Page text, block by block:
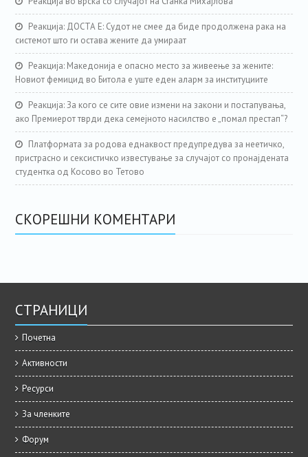
Реакција: ДОСТА Е: Судот не смее да биде продолжена рака на
системот што ги остава жените да умираат
Реакција: Македонија е опасно место за живеење за жените:
Новиот фемицид во Битола е уште еден аларм за институциите
Реакција: За кого се сите овие измени на закони и постапувања,
ако Премиерот тврди дека семејното насилство е „помал престап“?
Платформата за родова еднаквост предупредува за неетичко,
пристрасно и сексистичко известување за случајот со пронајдената
студентка од Косово во Тетово
СКОРЕШНИ КОМЕНТАРИ
СТРАНИЦИ
Почетна
Активности
Ресурси
За членките
Форум